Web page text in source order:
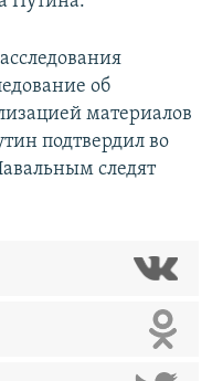
об
материалов
подтвердил во
следят